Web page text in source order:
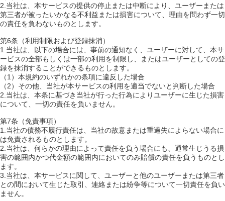
2.当社は、本サービスの提供の停止または中断により、ユーザーまたは
第三者が被ったいかなる不利益または損害について、理由を問わず一切
の責任を負わないものとします。
第6条（利用制限および登録抹消）
1.当社は、以下の場合には、事前の通知なく、ユーザーに対して、本サ
ービスの全部もしくは一部の利用を制限し、またはユーザーとしての登
録を抹消することができるものとします。
（1）本規約のいずれかの条項に違反した場合
（2）その他、当社が本サービスの利用を適当でないと判断した場合
2.当社は、本条に基づき当社が行った行為によりユーザーに生じた損害
について、一切の責任を負いません。
第7条（免責事項）
1.当社の債務不履行責任は、当社の故意または重過失によらない場合に
は免責されるものとします。
2.当社は、何らかの理由によって責任を負う場合にも、通常生じうる損
害の範囲内かつ代金額の範囲内においてのみ賠償の責任を負うものとし
ます。
3.当社は、本サービスに関して、ユーザーと他のユーザーまたは第三者
との間において生じた取引、連絡または紛争等について一切責任を負い
ません。